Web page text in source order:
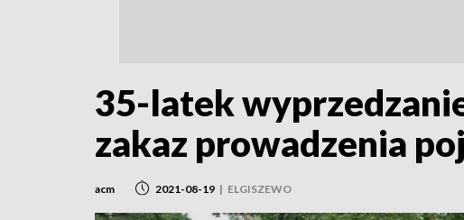
35-latek
zakaz prowadzenia
acm 2021-08-19 | ELGISZEWO